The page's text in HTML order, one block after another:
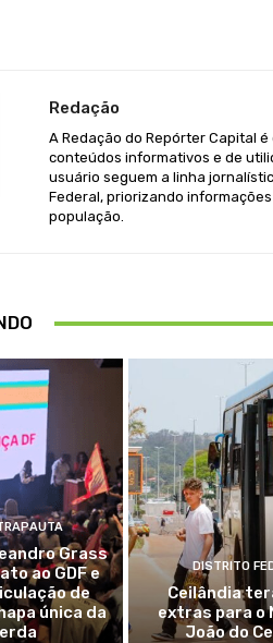
Redação
A Redação do Repórter Capital
conteúdos informativos e de
usuário seguem a linha
Federal, priorizando
população.
Grass
ao GDF e
de
única da
DISTRITO
Ceilândia
extras para o
João do